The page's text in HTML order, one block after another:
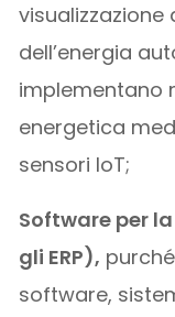
dell’energia
implementano
energetica
sensori IoT;
Software per
gli ERP),
software,